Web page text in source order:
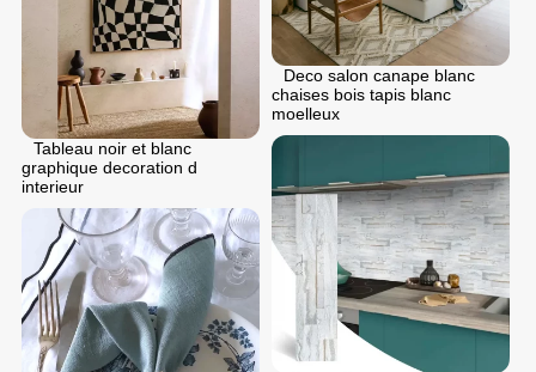
Tableau noir et blanc
graphique decoration d
interieur
Deco salon canape blanc
chaises bois tapis blanc
moelleux